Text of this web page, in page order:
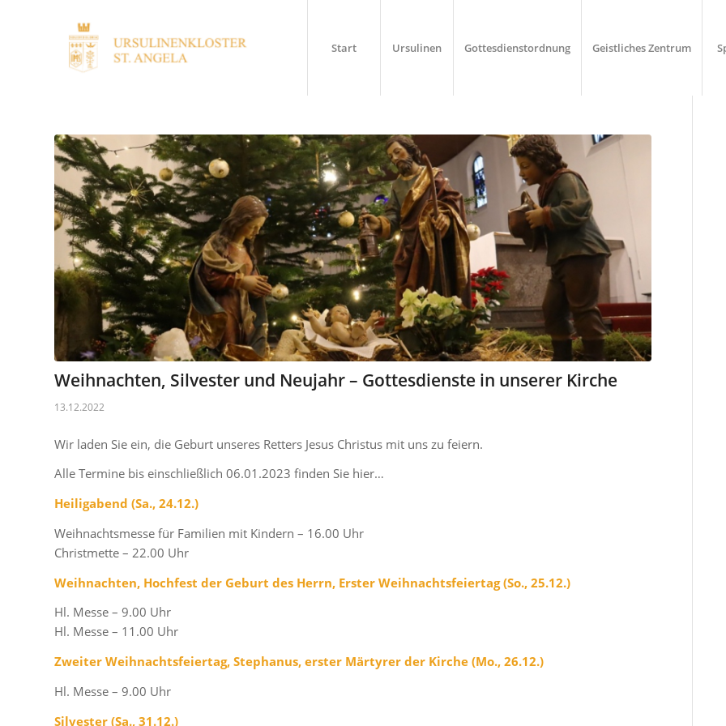
Start Ursulinen Gottesdienstordnung Geistliches Zentrum
Weihnachten, Silvester und Neujahr – Gottesdienste in unserer Kirche
13.12.2022
Wir laden Sie ein, die Geburt unseres Retters Jesus Christus mit uns zu feiern.
Alle Termine bis einschließlich 06.01.2023 finden Sie hier…
Heiligabend (Sa., 24.12.)
Weihnachtsmesse für Familien mit Kindern – 16.00 Uhr
Christmette – 22.00 Uhr
Weihnachten, Hochfest der Geburt des Herrn, Erster Weihnachtsfeiertag (So., 25.12.)
Hl. Messe – 9.00 Uhr
Hl. Messe – 11.00 Uhr
Zweiter Weihnachtsfeiertag, Stephanus, erster Märtyrer der Kirche (Mo., 26.12.)
Hl. Messe – 9.00 Uhr
Silvester (Sa., 31.12.)